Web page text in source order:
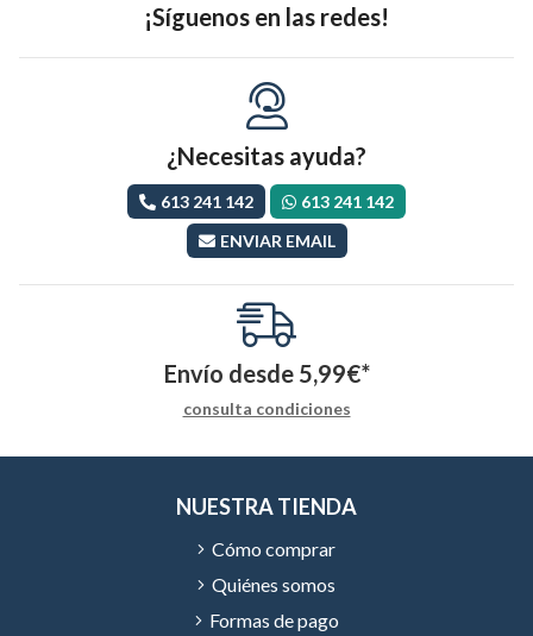
¡Síguenos en las redes!
¿Necesitas ayuda?
613 241 142
613 241 142
ENVIAR EMAIL
Envío desde 5,99€*
consulta condiciones
NUESTRA TIENDA
Cómo comprar
Quiénes somos
Formas de pago